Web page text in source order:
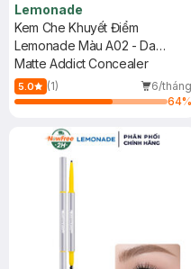
Lemonade
Kem Che Khuyết Điểm
Lemonade Màu A02 - Da
Trung Bình Sáng 3g (Mới)
Matte Addict Concealer
5.0 (1)
6/tháng
64%